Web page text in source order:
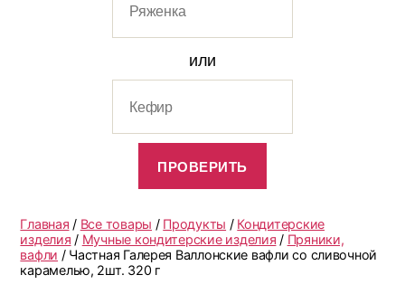
или
Главная / Все товары / Продукты / Кондитерские
изделия / Мучные кондитерские изделия / Пряники,
вафли / Частная Галерея Валлонские вафли со сливочной
карамелью, 2шт. 320 г